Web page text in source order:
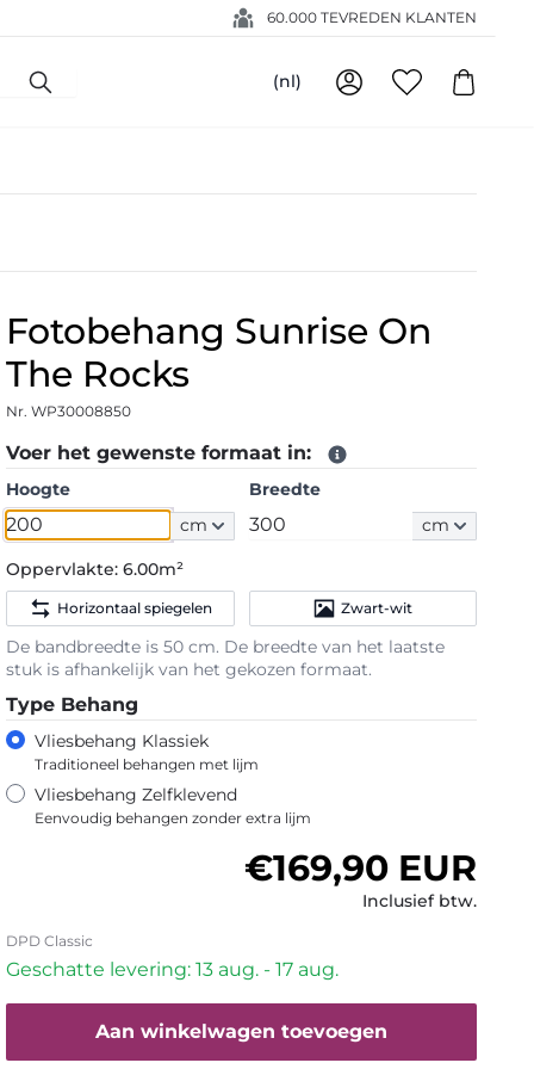
60.000 TEVREDEN KLANTEN
(nl)
Fotobehang Sunrise On
The Rocks
Nr. WP30008850
Voer het gewenste formaat in:
Hoogte
cm
Breedte
cm
Oppervlakte:6.00m²
Horizontaal spiegelen Zwart-wit
De bandbreedte is 50 cm. De breedte van het laatste
stuk is afhankelijk van het gekozen formaat.
Type Behang
Vliesbehang Klassiek
Traditioneel behangen met lijm
Vliesbehang Zelfklevend
Eenvoudig behangen zonder extra lijm
Normale prijs
€169,90 EUR
Inclusief btw.
DPD Classic
Geschatte levering: 13 aug. - 17 aug.
Aan winkelwagen toevoegen